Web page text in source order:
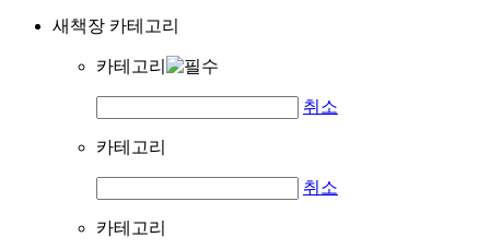
새책장 카테고리
카테고리
취소
카테고리
취소
카테고리